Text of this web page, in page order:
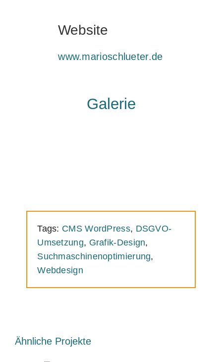
Website
www.marioschlueter.de
Galerie
Tags: CMS WordPress, DSGVO-
Umsetzung, Grafik-Design,
Suchmaschinenoptimierung,
Webdesign
Ähnliche Projekte